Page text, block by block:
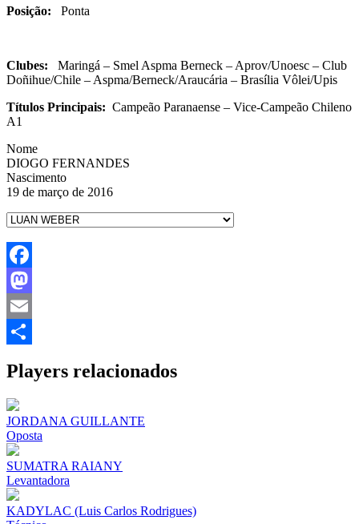
Posição: Ponta
Clubes: Maringá – Smel Aspma Berneck – Aprov/Unoesc – Club
Doñihue/Chile – Aspma/Berneck/Araucária – Brasília Vôlei/Upis
Títulos Principais: Campeão Paranaense – Vice-Campeão Chileno
A1
Nome
DIOGO FERNANDES
Nascimento
19 de março de 2016
Facebook
Mastodon
Email
Players relacionados
JORDANA GUILLANTE
Oposta
SUMATRA RAIANY
Levantadora
KADYLAC (Luis Carlos Rodrigues)